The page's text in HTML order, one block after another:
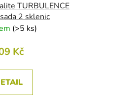
TURBULENCE
2 sklenic
(>5 ks)
Kč